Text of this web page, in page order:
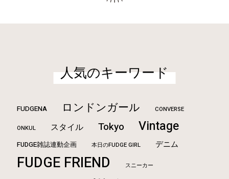
人気のキーワード
FUDGENA ロンドンガール CONVERSE
ONKUL スタイル Tokyo Vintage
FUDGE雑誌連動企画 本日のFUDGE GIRL デニム
FUDGE FRIEND スニーカー